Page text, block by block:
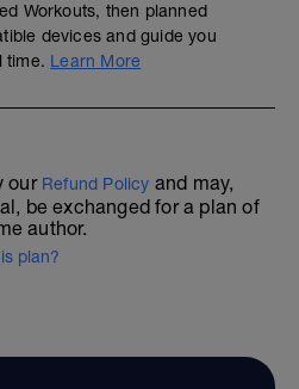
Workouts, then planned
devices and guide you
time. Learn More
our Refund Policy and may,
be exchanged for a plan of
author.
plan?